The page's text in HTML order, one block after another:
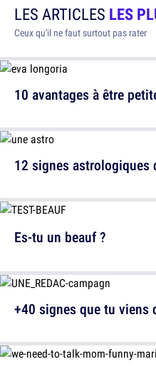
LES ARTICLES LES
Ceux qu'il ne faut surtout pas rater
10 avantages à être
12 signes astrologiques
Es-tu un beauf ?
+40 signes que tu viens